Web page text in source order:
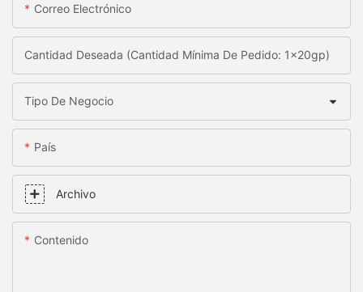
Correo Electrónico
Cantidad Deseada (Cantidad Mínima De Pedido: 1x20gp)
Tipo De Negocio
País
Archivo
Contenido